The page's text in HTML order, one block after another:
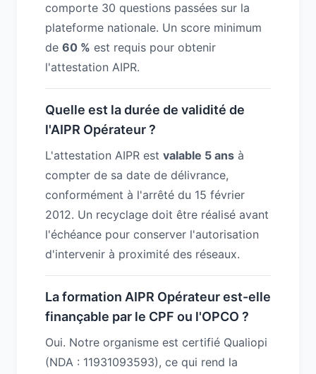
comporte 30 questions passées sur la
plateforme nationale. Un score minimum
de 60 % est requis pour obtenir
l'attestation AIPR.
Quelle est la durée de validité de
l'AIPR Opérateur ?
L'attestation AIPR est valable 5 ans à
compter de sa date de délivrance,
conformément à l'arrêté du 15 février
2012. Un recyclage doit être réalisé avant
l'échéance pour conserver l'autorisation
d'intervenir à proximité des réseaux.
La formation AIPR Opérateur est-elle
finançable par le CPF ou l'OPCO ?
Oui. Notre organisme est certifié Qualiopi
(NDA : 11931093593), ce qui rend la